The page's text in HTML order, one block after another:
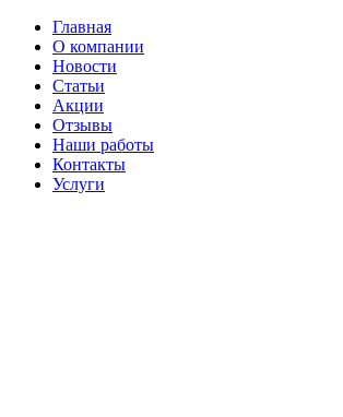
Главная
О компании
Новости
Статьи
Акции
Отзывы
Наши работы
Контакты
Услуги